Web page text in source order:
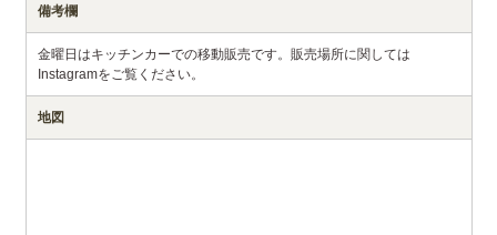
備考欄
金曜日はキッチンカーでの移動販売です。販売場所に関しては
Instagramをご覧ください。
地図